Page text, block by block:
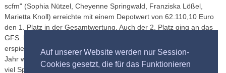
Auf unserer Website werden nur Session-
Cookies gesetzt, die für das Funktionieren
scfm" (Sophia Nützel, Cheyenne Springwald, Franziska Lößel,
Marietta Knoll) erreichte mit einem Depotwert von 62.110,10 Euro
den 1. Platz in der Gesamtwertung. Auch der 2. Platz ging an das
GFS. Das Team "Wiener Schnitzel" (Jona Simon, Simon Stadter)
erspielte 59.493,98 Euro. Wir hoffen das unsere Schule nächstes
Jahr wieder bestmöglich abschneidet und wünschen allen Teams
viel Spaß und Erfolg dabei.